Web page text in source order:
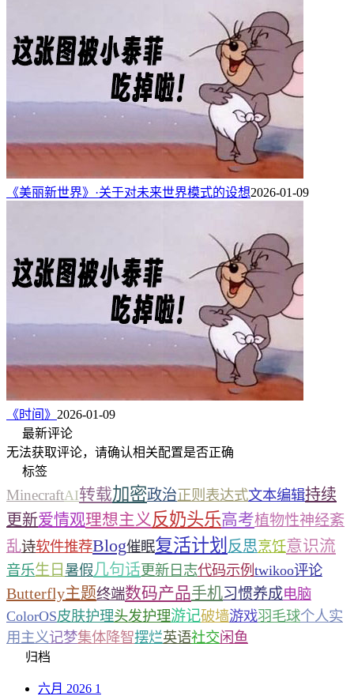
《美丽新世界》·关于对未来世界模式的设想2026-01-09
《时间》 2026-01-09
最新评论
无法获取评论，请确认相关配置是否正确
标签
MinecraftAI转载加密政治正则表达式文本编辑持续
更新爱情观理想主义 反奶头乐高考植物性神经紊
乱诗软件推荐Blog催眠复活计划 反思烹饪意识流
音乐生日 暑假几句话更新日志代码示例 twikoo评论
Butterfly主题终端数码产品手机习惯养成电脑
ColorOS皮肤护理头发护理游记破墙游戏羽毛球个人实
用主义记梦集体降智摆烂英语社交闲鱼
归档
六月 2026 1